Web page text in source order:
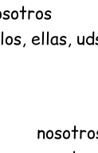
ellas,